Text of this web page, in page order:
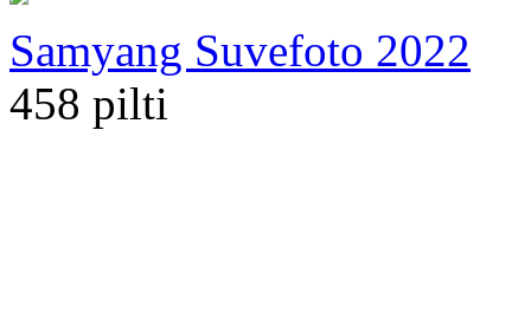
Samyang Suvefoto 2022
458 pilti